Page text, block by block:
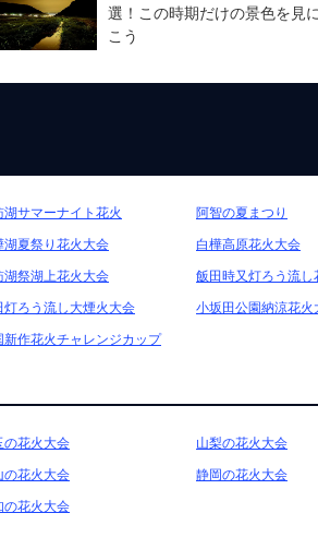
選！この時期だけの景色を見
こう
湖サマーナイト花火 阿智の夏まつり
湖夏祭り花火大会 白樺高原花火大会
湖祭湖上花火大会 飯田時又灯ろう流し
灯ろう流し大煙火大会 小坂田公園納涼花火
新作花火チャレンジカップ
の花火大会 山梨の花火大会
の花火大会 静岡の花火大会
の花火大会